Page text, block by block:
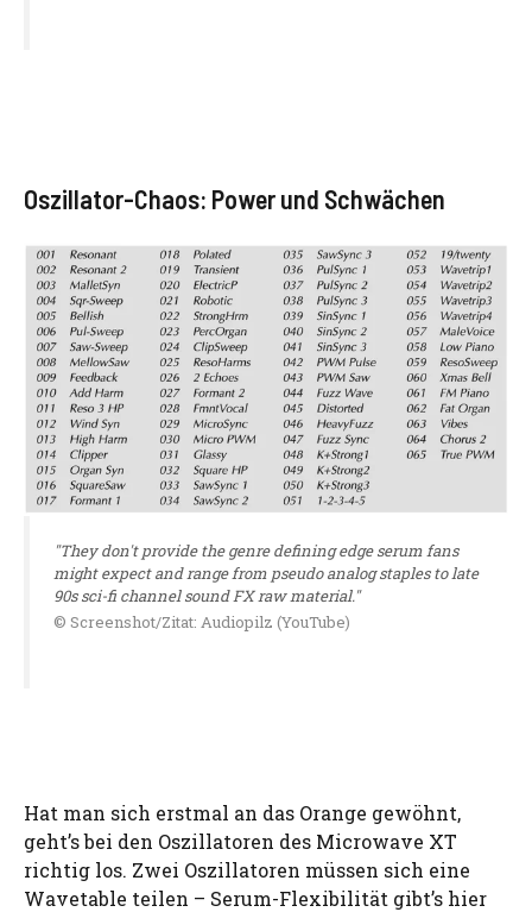
Oszillator-Chaos: Power und Schwächen
"They don't provide the genre defining edge serum fans
might expect and range from pseudo analog staples to late
90s sci-fi channel sound FX raw material."
© Screenshot/Zitat: Audiopilz (YouTube)
Hat man sich erstmal an das Orange gewöhnt,
geht’s bei den Oszillatoren des Microwave XT
richtig los. Zwei Oszillatoren müssen sich eine
Wavetable teilen – Serum-Flexibilität gibt’s hier